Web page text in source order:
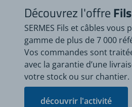
Découvrez l'offre
SERMES Fils et câbles vous
gamme de plus de 7 000
Vos commandes sont
avec la garantie d’une
votre stock ou sur chantier.
découvrir l'activité